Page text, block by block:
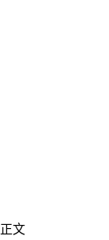
正文